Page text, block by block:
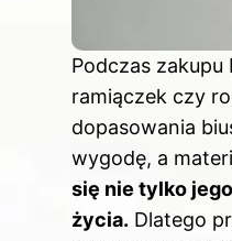
Podczas
ramiączek czy
dopasowania
wygodę, a
się nie tylko
życia. Dlatego